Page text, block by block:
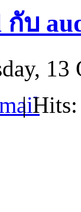
บ
13
| Hits: